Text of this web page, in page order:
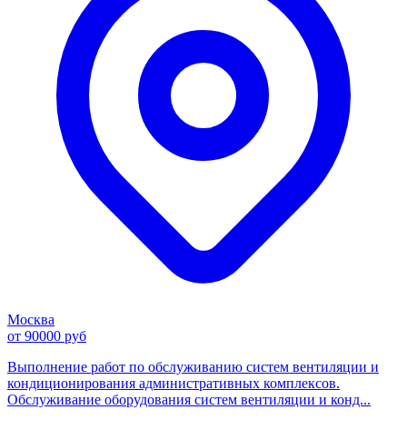
Москва
от 90000 руб
Выполнение работ по обслуживанию систем вентиляции и
кондиционирования административных комплексов.
Обслуживание оборудования систем вентиляции и конд...